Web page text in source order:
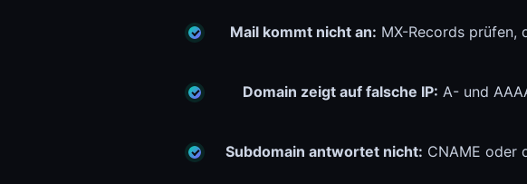
Mail kommt nicht an: MX-Records prüfen,
Domain zeigt auf falsche IP: A- und
Subdomain antwortet nicht: CNAME oder